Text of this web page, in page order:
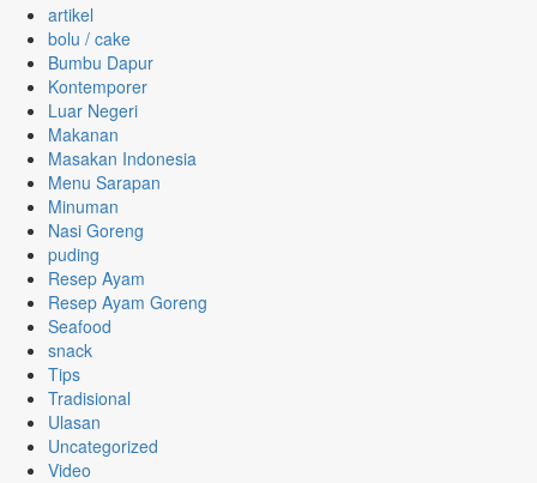
artikel
bolu / cake
Bumbu Dapur
Kontemporer
Luar Negeri
Makanan
Masakan Indonesia
Menu Sarapan
Minuman
Nasi Goreng
puding
Resep Ayam
Resep Ayam Goreng
Seafood
snack
Tips
Tradisional
Ulasan
Uncategorized
Video